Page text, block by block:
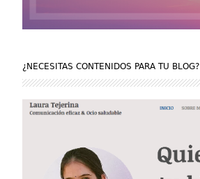
¿NECESITAS CONTENIDOS PARA TU BLOG?